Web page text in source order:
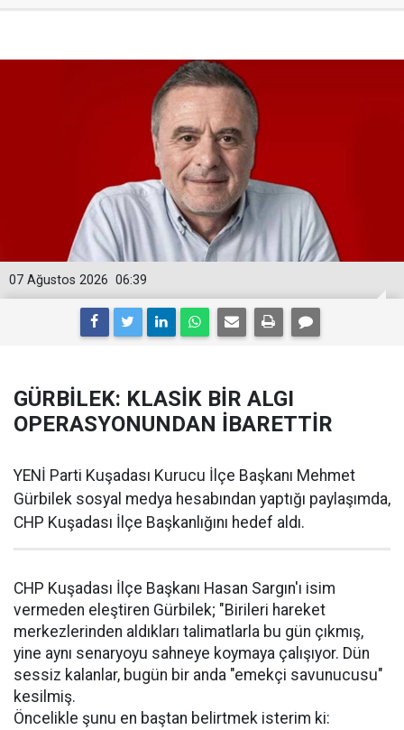
06:39
07 Ağustos 2026
GÜRBİLEK: KLASİK BİR ALGI
OPERASYONUNDAN İBARETTİR
YENİ Parti Kuşadası Kurucu İlçe Başkanı Mehmet
Gürbilek sosyal medya hesabından yaptığı paylaşımda,
CHP Kuşadası İlçe Başkanlığını hedef aldı.
CHP Kuşadası İlçe Başkanı Hasan Sargın'ı isim
vermeden eleştiren Gürbilek; "Birileri hareket
merkezlerinden aldıkları talimatlarla bu gün çıkmış,
yine aynı senaryoyu sahneye koymaya çalışıyor. Dün
sessiz kalanlar, bugün bir anda "emekçi savunucusu"
kesilmiş.
Öncelikle şunu en baştan belirtmek isterim ki: